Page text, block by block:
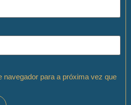
navegador para a próxima vez que